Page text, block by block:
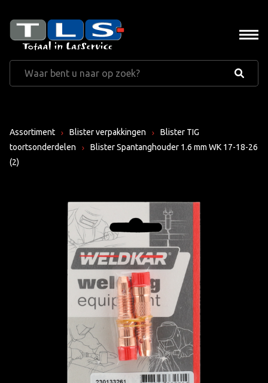
Assortiment Blister verpakkingen
Blister TIG
toortsonderdelen
Blister Spantanghouder 1.6 mm WK 17-18-26
(2)